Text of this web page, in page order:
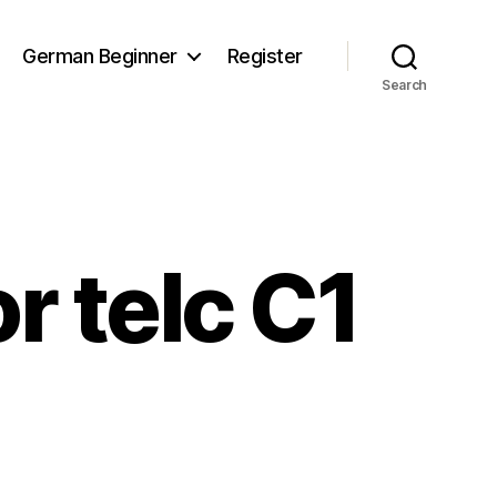
German Beginner Register
Search
telc C1